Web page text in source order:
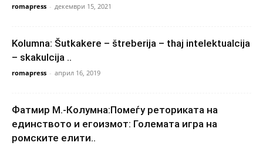
romapress - декември 15, 2021
Kolumna: Šutkakere – štreberija – thaj intelektualcija
– skakulcija ..
romapress - април 16, 2019
Фатмир М.-Колумна:Помеѓу реториката на
единството и егоизмот: Големата игра на
ромските елити..